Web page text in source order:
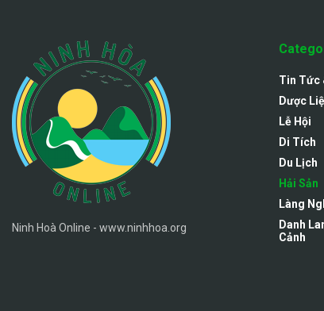
Ninh Hoà Online - www.ninhhoa.org
Tin Tức
Dược
Lễ Hội
Di Tích
Du Lịch
Hải Sản
Làng
Danh
Cảnh